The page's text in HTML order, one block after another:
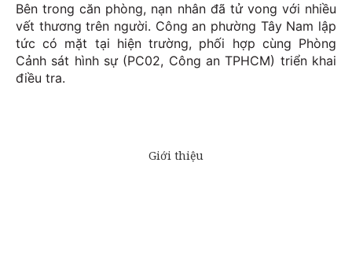
Bên trong căn phòng, nạn nhân đã tử vong với nhiều
vết thương trên người. Công an phường Tây Nam lập
tức có mặt tại hiện trường, phối hợp cùng Phòng
Cảnh sát hình sự (PC02, Công an TPHCM) triển khai
điều tra.